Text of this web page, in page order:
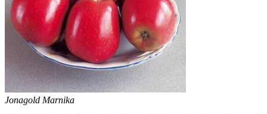
Jonagold Marnika